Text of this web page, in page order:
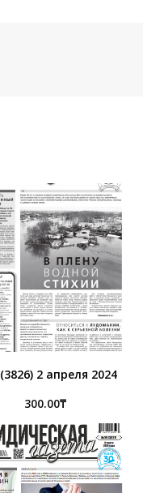
2 апреля 2024
300.00₸